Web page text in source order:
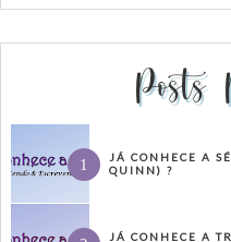
Posts
JÁ CONHECE A
QUINN) ?
JÁ CONHECE A